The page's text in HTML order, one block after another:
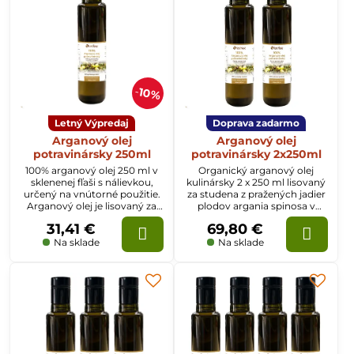
10%
Letný Výpredaj
Arganový olej
potravinársky 250ml
100% arganový olej 250 ml v
sklenenej fľaši s nálievkou,
určený na vnútorné použitie.
Arganový olej je lisovaný za
studena z pražených plodov
stromu argania spinosa.
Na sklade
31,41 €
Doprava zadarmo
Arganový olej
potravinársky 2x250ml
Organický arganový olej
kulinársky 2 x 250 ml lisovaný
za studena z pražených jadier
plodov argania spinosa v
sklenenom obale s nálievkou.
Na sklade
69,80 €